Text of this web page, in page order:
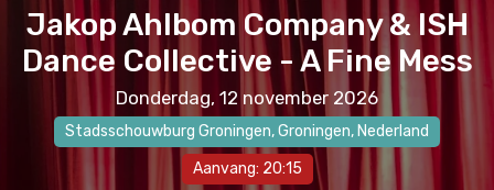
Jakop Ahlbom Company & ISH
Dance Collective - A Fine Mess
Donderdag, 12 november 2026
Stadsschouwburg Groningen,Groningen, Nederland
Aanvang: 20:15